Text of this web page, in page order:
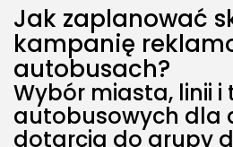
Jak zaplanować
kampanię
autobusach?
Wybór miasta, linii i
autobusowych dla
dotarcia do grupy